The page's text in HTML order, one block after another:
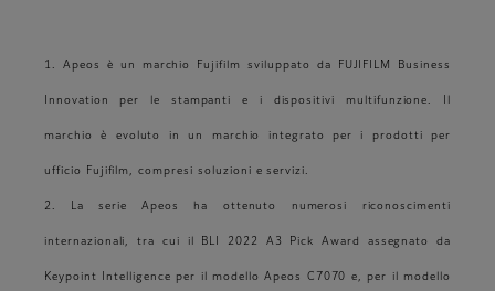
1. Apeos è un marchio Fujifilm sviluppato da FUJIFILM Business
Innovation per le stampanti e i dispositivi multifunzione. Il
marchio è evoluto in un marchio integrato per i prodotti per
ufficio Fujifilm, compresi soluzioni e servizi.
2. La serie Apeos ha ottenuto numerosi riconoscimenti
internazionali, tra cui il BLI 2022 A3 Pick Award assegnato da
Keypoint Intelligence per il modello Apeos C7070 e, per il modello